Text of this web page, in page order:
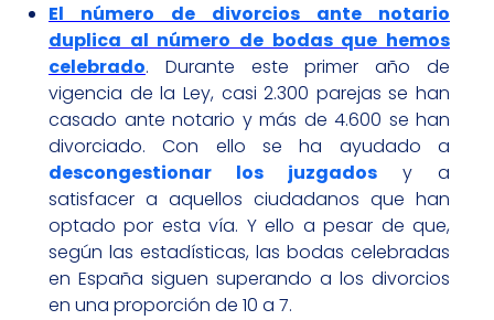
El número de divorcios ante notario
duplica al número de bodas que hemos
celebrado. Durante este primer año de
vigencia de la Ley, casi 2.300 parejas se han
casado ante notario y más de 4.600 se han
divorciado. Con ello se ha ayudado a
descongestionar los juzgados y a
satisfacer a aquellos ciudadanos que han
optado por esta vía. Y ello a pesar de que,
según las estadísticas, las bodas celebradas
en España siguen superando a los divorcios
en una proporción de 10 a 7.